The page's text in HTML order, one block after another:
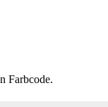
Farbcode.